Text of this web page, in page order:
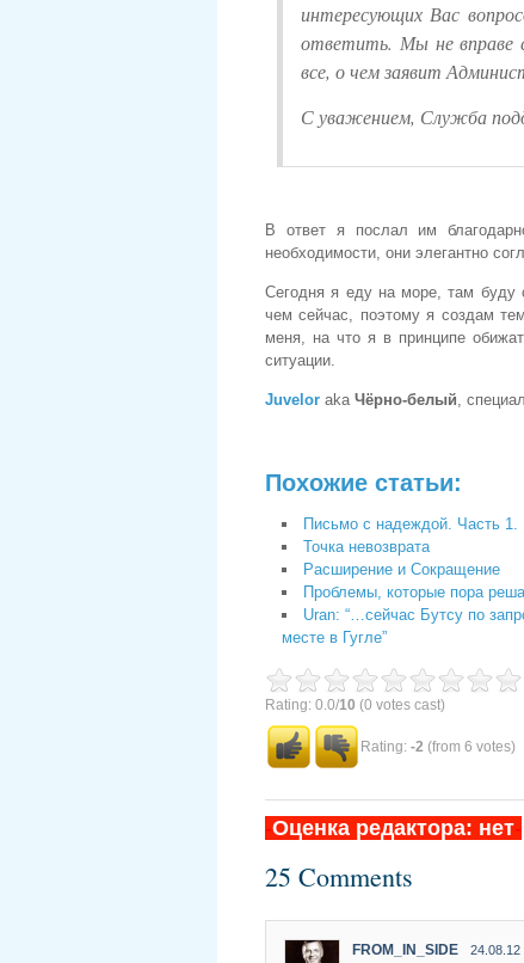
интересующих Вас
ответить. Мы не вправе
все, о чем заявит
С уважением, Служба
В ответ я послал им
необходимости, они элегантно
Сегодня я еду на море, там буду
чем сейчас, поэтому я создам
меня, на что я в принципе
ситуации.
Juvelor aka Чёрно-белый,
Похожие статьи:
Письмо с надеждой. Часть 1.
Точка невозврата
Расширение и Сокращение
Проблемы, которые пора
Uran: “…сейчас Бутсу по
месте в Гугле”
Rating: 0.0/10 (0 votes cast)
Rating: -2 (from 6 votes)
-Оценка редактора: нет-
25 Comments
FROM_IN_SIDE 24.08.12